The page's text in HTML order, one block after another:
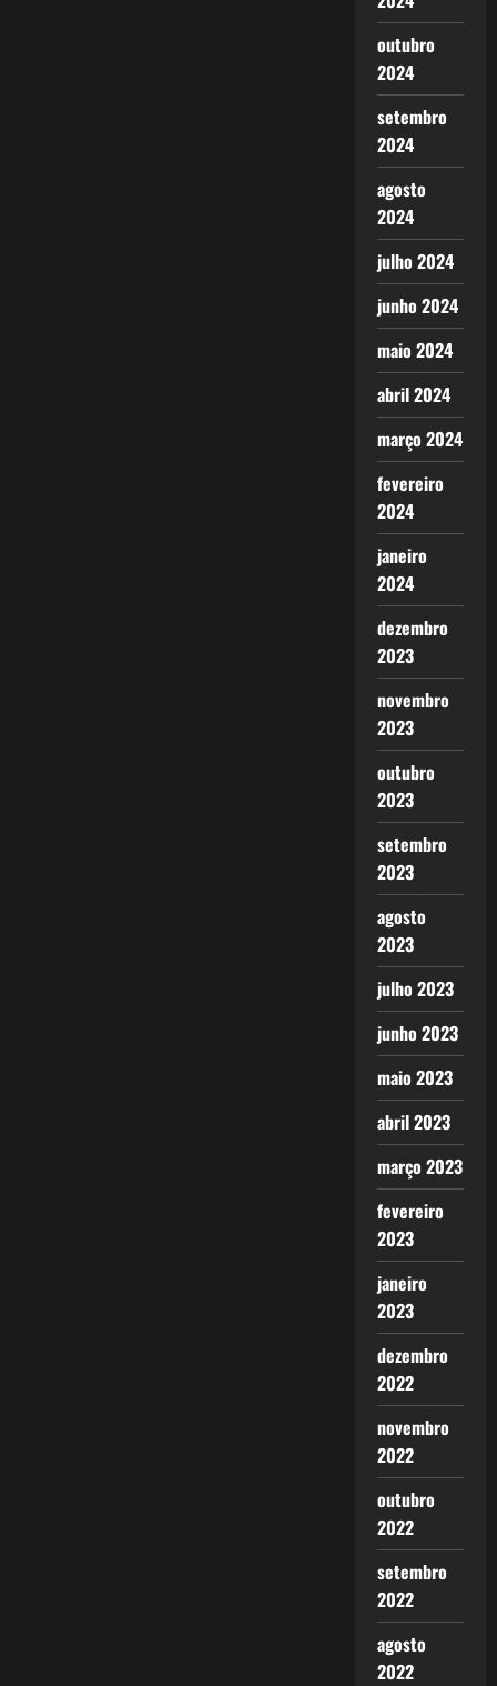
outubro
2024
setembro
2024
agosto
2024
julho 2024
junho 2024
maio 2024
abril 2024
março 2024
fevereiro
2024
janeiro
2024
dezembro
2023
novembro
2023
outubro
2023
setembro
2023
agosto
2023
julho 2023
junho 2023
maio 2023
abril 2023
março 2023
fevereiro
2023
janeiro
2023
dezembro
2022
novembro
2022
outubro
2022
setembro
2022
agosto
2022